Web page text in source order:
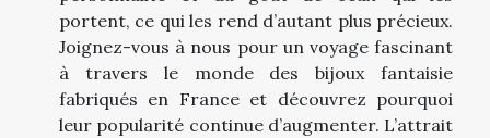
portent, ce qui les rend d’autant plus précieux.
Joignez-vous à nous pour un voyage fascinant
à travers le monde des bijoux fantaisie
fabriqués en France et découvrez pourquoi
leur popularité continue d’augmenter. L’attrait